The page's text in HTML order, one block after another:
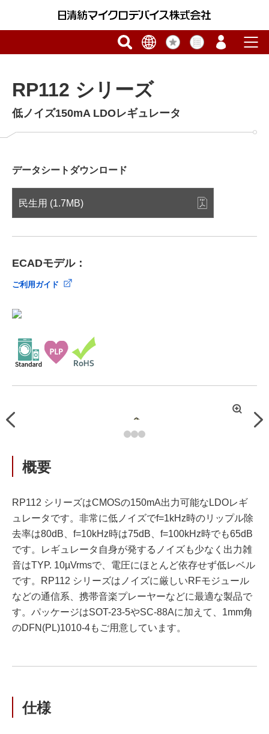
RP112 シリーズ
低ノイズ150mA LDOレギュレータ
データシートダウンロード
民生用 (1.7MB)
ECADモデル：
ご利用ガイド
Previous
拡
概要
RP112 シリーズはCMOSの150mA出力可能なLDOレギ
ュレータです。非常に低ノイズでf=1kHz時のリップル除
去率は80dB、f=10kHz時は75dB、f=100kHz時でも65dB
です。レギュレータ自身が発するノイズも少なく出力雑
音はTYP. 10µVrmsで、電圧にほとんど依存せず低レベル
です。RP112 シリーズはノイズに厳しいRFモジュール
などの通信系、携帯音楽プレーヤーなどに最適な製品で
す。パッケージはSOT-23-5やSC-88Aに加えて、1mm角
のDFN(PL)1010-4もご用意しています。
仕様